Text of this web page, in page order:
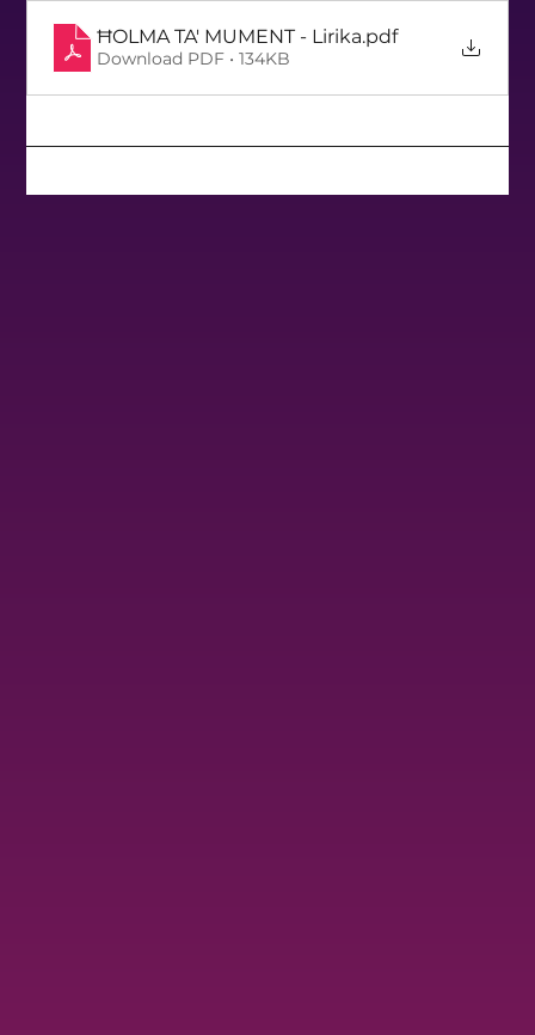
ĦOLMA TA' MUMENT - Lirika.pdf
Download PDF • 134KB